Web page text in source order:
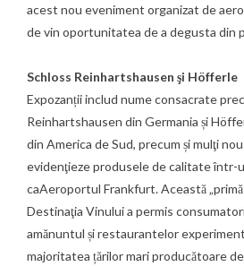
acest nou eveniment organizat de
de vin oportunitatea de a degusta din
Schloss Reinhartshausen şi Höfferle
Expozanții includ nume consacrate
Reinhartshausen din Germania și
din America de Sud, precum și mulţi
evidenţieze produsele de calitate într-
caAeroportul Frankfurt. Această
Destinaţia Vinului a permis
amănuntul și restaurantelor
majoritatea țărilor mari producătoare